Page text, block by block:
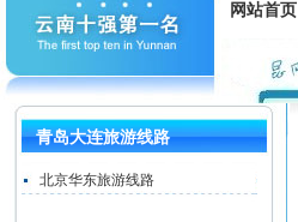
网站首页
青岛大连旅游线路
北京华东旅游线路